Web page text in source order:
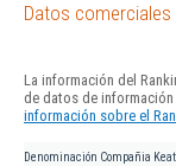
Datos comerciales
La información del
de datos de información
información sobre el
Denominación Compañia